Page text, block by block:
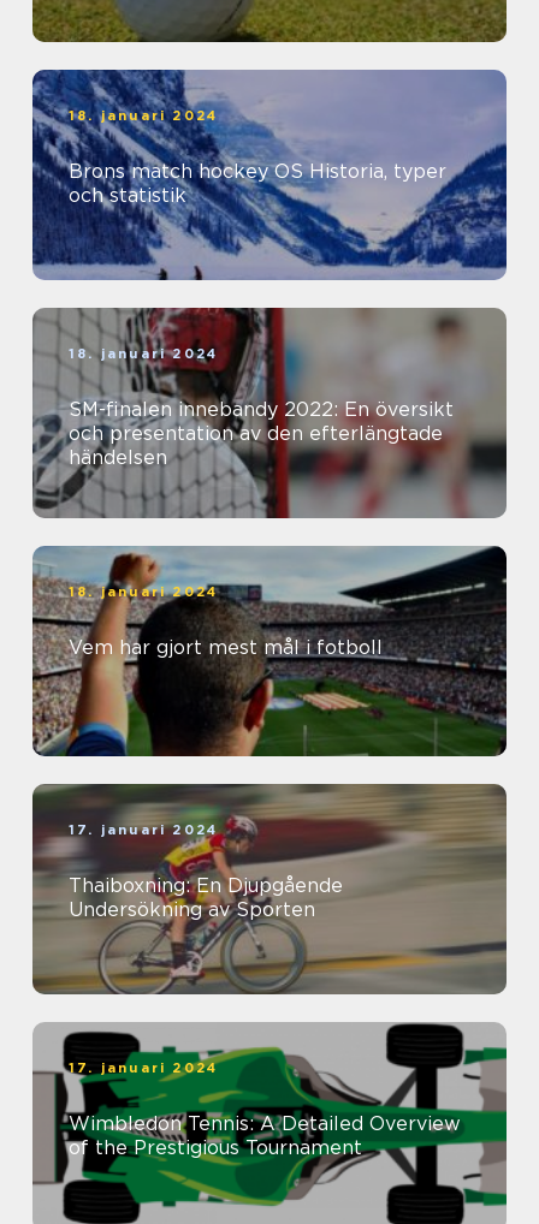
18. januari 2024
Brons match hockey OS Historia, typer
och statistik
18. januari 2024
SM-finalen innebandy 2022: En översikt
och presentation av den efterlängtade
händelsen
18. januari 2024
Vem har gjort mest mål i fotboll
17. januari 2024
Thaiboxning: En Djupgående
Undersökning av Sporten
17. januari 2024
Wimbledon Tennis: A Detailed Overview
of the Prestigious Tournament